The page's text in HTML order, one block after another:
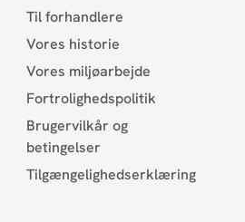
Til forhandlere
Vores historie
Vores miljøarbejde
Fortrolighedspolitik
Brugervilkår og
betingelser
Tilgængelighedserklæring